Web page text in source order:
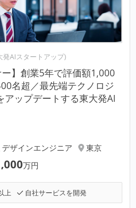
発AIスタートアップ)
ー】創業5年で評価額1,000
名超／最先端テクノロジ
アップデートする東大発AI
デザインエンジニア
東京
万円
上 自社サービスを開発